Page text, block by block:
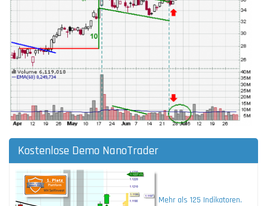
Kostenlose Demo NanoTrader
Mehr als 125 Indikatoren.